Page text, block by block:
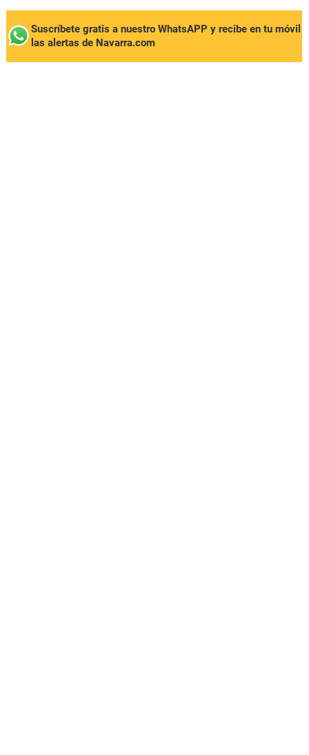
Suscríbete gratis a nuestro WhatsAPP y recibe en tu móvil
las alertas de Navarra.com